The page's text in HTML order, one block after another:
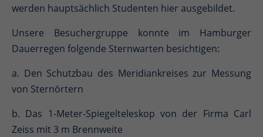
werden hauptsächlich Studenten hier ausgebildet.
Unsere Besuchergruppe konnte im Hamburger
Dauerregen folgende Sternwarten besichtigen:
a. Den Schutzbau des Meridiankreises zur Messung
von Sternörtern
b. Das 1-Meter-Spiegelteleskop von der Firma Carl
Zeiss mit 3 m Brennweite